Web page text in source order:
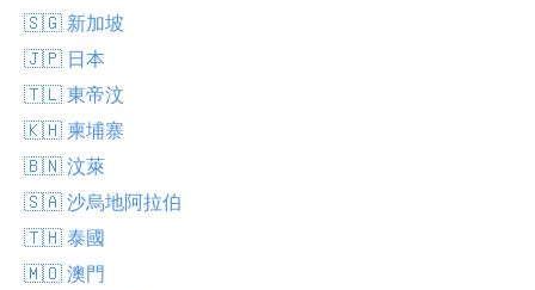
🇸🇬 新加坡
🇯🇵 日本
🇹🇱 東帝汶
🇰🇭 柬埔寨
🇧🇳 汶萊
🇸🇦 沙烏地阿拉伯
🇹🇭 泰國
🇲🇴 澳門